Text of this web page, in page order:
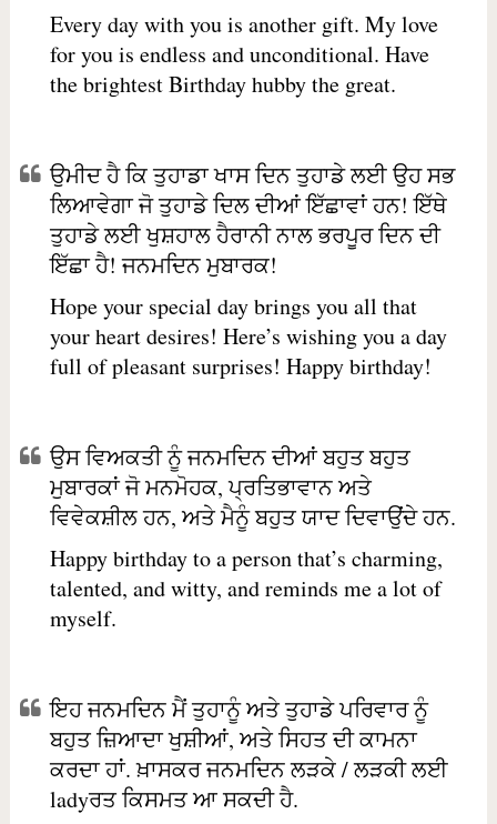
Every day with you is another gift. My love
for you is endless and unconditional. Have
the brightest Birthday hubby the great.
ਉਮੀਦ ਹੈ ਕਿ ਤੁਹਾਡਾ ਖਾਸ ਦਿਨ ਤੁਹਾਡੇ ਲਈ ਉਹ ਸਭ
ਲਿਆਵੇਗਾ ਜੋ ਤੁਹਾਡੇ ਦਿਲ ਦੀਆਂ ਇੱਛਾਵਾਂ ਹਨ! ਇੱਥੇ
ਤੁਹਾਡੇ ਲਈ ਖੁਸ਼ਹਾਲ ਹੈਰਾਨੀ ਨਾਲ ਭਰਪੂਰ ਦਿਨ ਦੀ
ਇੱਛਾ ਹੈ! ਜਨਮਦਿਨ ਮੁਬਾਰਕ!
Hope your special day brings you all that
your heart desires! Here’s wishing you a day
full of pleasant surprises! Happy birthday!
ਉਸ ਵਿਅਕਤੀ ਨੂੰ ਜਨਮਦਿਨ ਦੀਆਂ ਬਹੁਤ ਬਹੁਤ
ਮੁਬਾਰਕਾਂ ਜੋ ਮਨਮੋਹਕ, ਪ੍ਰਤਿਭਾਵਾਨ ਅਤੇ
ਵਿਵੇਕਸ਼ੀਲ ਹਨ, ਅਤੇ ਮੈਨੂੰ ਬਹੁਤ ਯਾਦ ਦਿਵਾਉਂਦੇ ਹਨ.
Happy birthday to a person that’s charming,
talented, and witty, and reminds me a lot of
myself.
ਇਹ ਜਨਮਦਿਨ ਮੈਂ ਤੁਹਾਨੂੰ ਅਤੇ ਤੁਹਾਡੇ ਪਰਿਵਾਰ ਨੂੰ
ਬਹੁਤ ਜ਼ਿਆਦਾ ਖੁਸ਼ੀਆਂ, ਅਤੇ ਸਿਹਤ ਦੀ ਕਾਮਨਾ
ਕਰਦਾ ਹਾਂ. ਖ਼ਾਸਕਰ ਜਨਮਦਿਨ ਲੜਕੇ / ਲੜਕੀ ਲਈ
ladyਰਤ ਕਿਸਮਤ ਆ ਸਕਦੀ ਹੈ.